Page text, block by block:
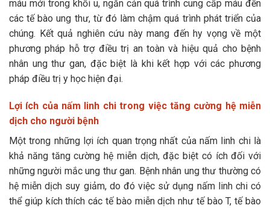
máu mới trong khối u, ngăn cản quá trình cung cấp máu đến
các tế bào ung thư, từ đó làm chậm quá trình phát triển của
chúng. Kết quả nghiên cứu này mang đến hy vọng về một
phương pháp hỗ trợ điều trị an toàn và hiệu quả cho bệnh
nhân ung thư gan, đặc biệt là khi kết hợp với các phương
pháp điều trị y học hiện đại.
Lợi ích của nấm linh chi trong việc tăng cường hệ miễn
dịch cho người bệnh
Một trong những lợi ích quan trọng nhất của nấm linh chi là
khả năng tăng cường hệ miễn dịch, đặc biệt có ích đối với
những người mắc ung thư gan. Bệnh nhân ung thư thường có
hệ miễn dịch suy giảm, do đó việc sử dụng nấm linh chi có
thể giúp kích thích các tế bào miễn dịch như tế bào T, tế bào